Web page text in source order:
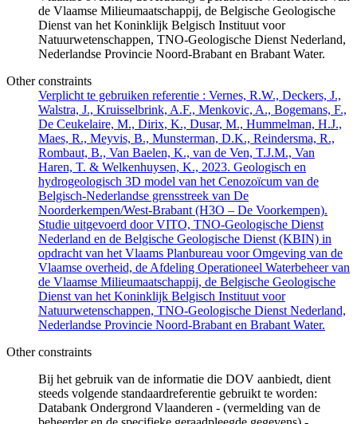
de Vlaamse Milieumaatschappij, de Belgische Geologische
Dienst van het Koninklijk Belgisch Instituut voor
Natuurwetenschappen, TNO-Geologische Dienst Nederland,
Nederlandse Provincie Noord-Brabant en Brabant Water.
Other constraints
Verplicht te gebruiken referentie : Vernes, R.W., Deckers, J.,
Walstra, J., Kruisselbrink, A.F., Menkovic, A., Bogemans, F.,
De Ceukelaire, M., Dirix, K., Dusar, M., Hummelman, H.J.,
Maes, R., Meyvis, B., Munsterman, D.K., Reindersma, R.,
Rombaut, B., Van Baelen, K., van de Ven, T.J.M., Van
Haren, T. & Welkenhuysen, K., 2023. Geologisch en
hydrogeologisch 3D model van het Cenozoïcum van de
Belgisch-Nederlandse grensstreek van De
Noorderkempen/West-Brabant (H3O – De Voorkempen).
Studie uitgevoerd door VITO, TNO-Geologische Dienst
Nederland en de Belgische Geologische Dienst (KBIN) in
opdracht van het Vlaams Planbureau voor Omgeving van de
Vlaamse overheid, de Afdeling Operationeel Waterbeheer van
de Vlaamse Milieumaatschappij, de Belgische Geologische
Dienst van het Koninklijk Belgisch Instituut voor
Natuurwetenschappen, TNO-Geologische Dienst Nederland,
Nederlandse Provincie Noord-Brabant en Brabant Water.
Other constraints
Bij het gebruik van de informatie die DOV aanbiedt, dient
steeds volgende standaardreferentie gebruikt te worden:
Databank Ondergrond Vlaanderen - (vermelding van de